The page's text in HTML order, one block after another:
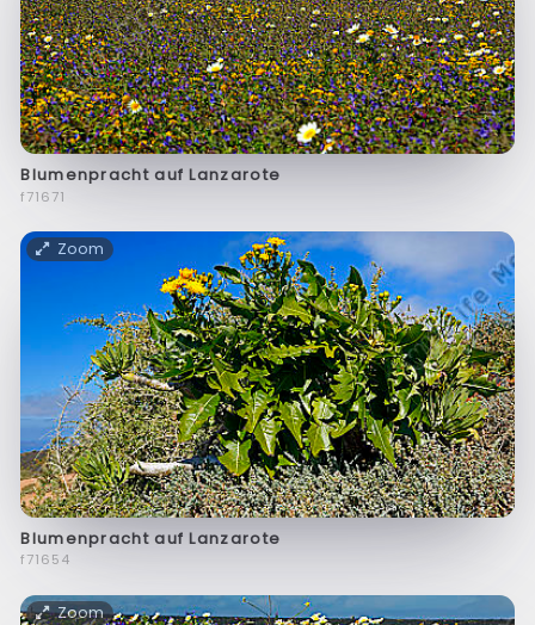
Blumenpracht auf Lanzarote
f71671
Zoom
Blumenpracht auf Lanzarote
f71654
Zoom